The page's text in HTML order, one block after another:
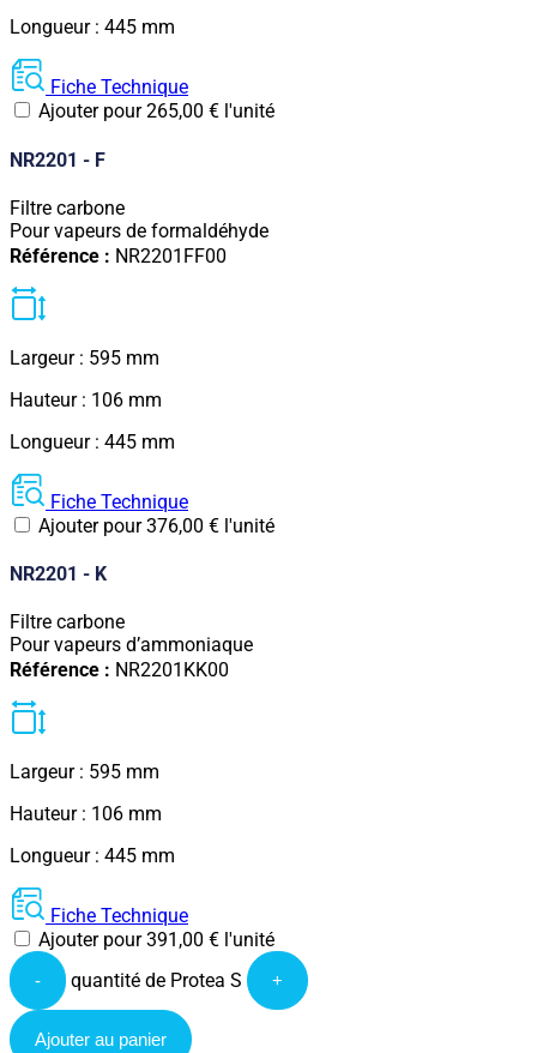
Longueur : 445 mm
Fiche Technique
Ajouter pour265,00 € l'unité
NR2201 - F
Filtre carbone
Pour vapeurs de formaldéhyde
Référence : NR2201FF00
Largeur : 595 mm
Hauteur : 106 mm
Longueur : 445 mm
Fiche Technique
Ajouter pour376,00 € l'unité
NR2201 - K
Filtre carbone
Pour vapeurs d’ammoniaque
Référence : NR2201KK00
Largeur : 595 mm
Hauteur : 106 mm
Longueur : 445 mm
Fiche Technique
Ajouter pour391,00 € l'unité
- quantité de Protea S +
Ajouter au panier